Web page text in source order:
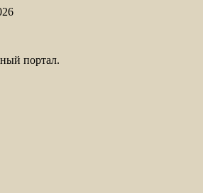
портал.